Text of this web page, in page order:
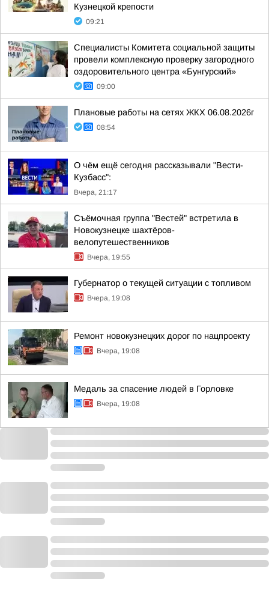
Кузнецкой крепости
09:21
Специалисты Комитета социальной защиты
провели комплексную проверку загородного
оздоровительного центра «Бунгурский»
09:00
Плановые работы на сетях ЖКХ 06.08.2026г
08:54
О чём ещё сегодня рассказывали "Вести-
Кузбасс":
Вчера, 21:17
Съёмочная группа "Вестей" встретила в
Новокузнецке шахтёров-
велопутешественников
Вчера, 19:55
Губернатор о текущей ситуации с топливом
Вчера, 19:08
Ремонт новокузнецких дорог по нацпроекту
Вчера, 19:08
Медаль за спасение людей в Горловке
Вчера, 19:08